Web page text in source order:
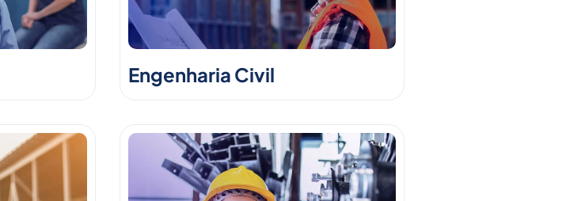
Engenharia Civil